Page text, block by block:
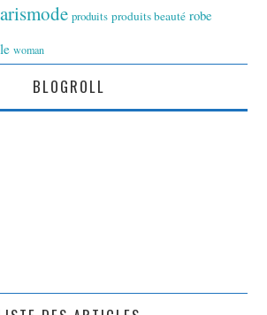
produits produits beauté robe
woman
BLOGROLL